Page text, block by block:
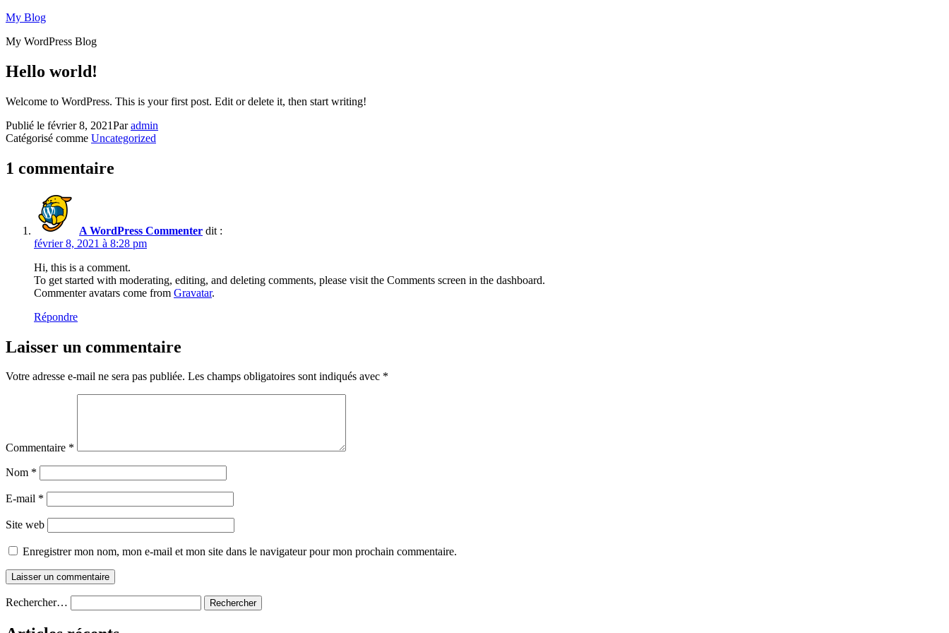
Aller
contenu
My Blog
My WordPress Blog
Hello world!
Welcome to WordPress. This is your first post. Edit or delete it, then start writing!
Publié le février 8, 2021Paradmin
Catégorisé comme Uncategorized
1 commentaire
A WordPress Commenter dit :
février 8, 2021 à 8:28 pm
Hi, this is a comment.
To get started with moderating, editing, and deleting comments, please visit the Comments screen in the dashboard.
Commenter avatars come from Gravatar.
Répondre
Laisser un commentaire
Votre adresse e-mail ne sera pas publiée. Les champs obligatoires sont indiqués avec *
Commentaire *
Nom *
E-mail *
Site web
Enregistrer mon nom, mon e-mail et mon site dans le navigateur pour mon prochain commentaire.
Rechercher…